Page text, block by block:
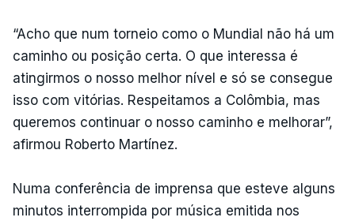
“Acho que num torneio como o Mundial não há um
caminho ou posição certa. O que interessa é
atingirmos o nosso melhor nível e só se consegue
isso com vitórias. Respeitamos a Colômbia, mas
queremos continuar o nosso caminho e melhorar”,
afirmou Roberto Martínez.
Numa conferência de imprensa que esteve alguns
minutos interrompida por música emitida nos